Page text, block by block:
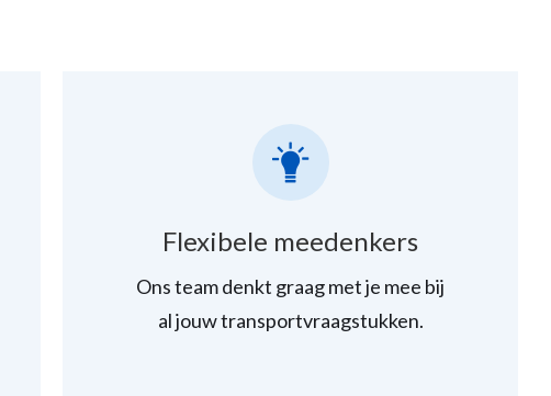
Flexibele meedenkers
Ons team denkt graag met je mee bij
al jouw transportvraagstukken.